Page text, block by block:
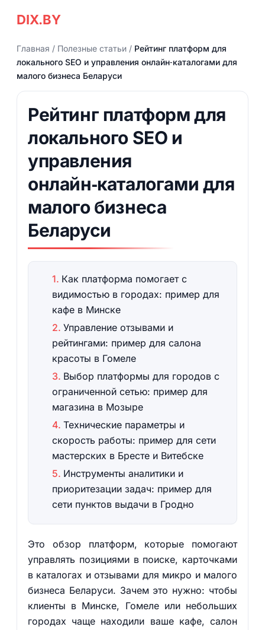
DIX.BY
Главная / Полезные статьи/ Рейтинг платформ для
локального SEO и управления онлайн‑каталогами для
малого бизнеса Беларуси
Рейтинг платформ для
локального SEO и
управления
онлайн‑каталогами для
малого бизнеса
Беларуси
Как платформа помогает с
видимостью в городах: пример для
кафе в Минске
Управление отзывами и
рейтингами: пример для салона
красоты в Гомеле
Выбор платформы для городов с
ограниченной сетью: пример для
магазина в Мозыре
Технические параметры и
скорость работы: пример для сети
мастерских в Бресте и Витебске
Инструменты аналитики и
приоритезации задач: пример для
сети пунктов выдачи в Гродно
Это обзор платформ, которые помогают
управлять позициями в поиске, карточками
в каталогах и отзывами для микро и малого
бизнеса Беларуси. Зачем это нужно: чтобы
клиенты в Минске, Гомеле или небольших
городах чаще находили ваше кафе, салон